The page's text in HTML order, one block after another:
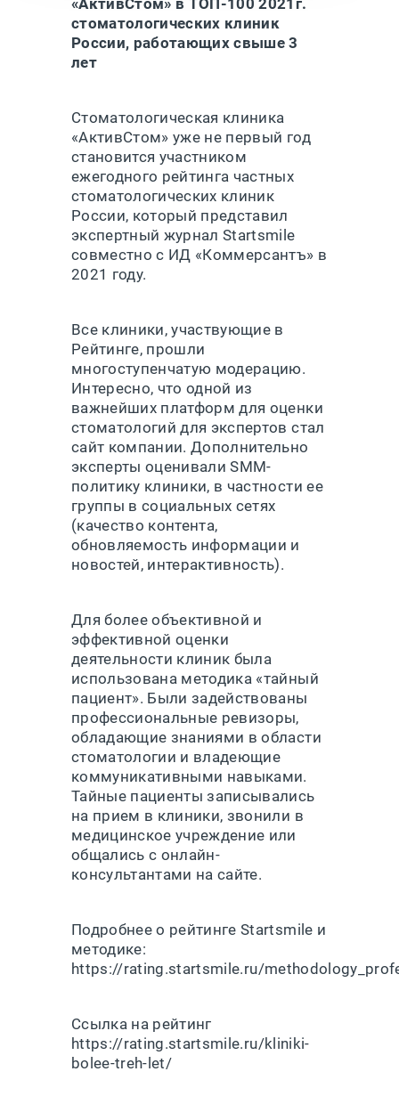
«АктивСтом» в ТОП-100 2021г.
стоматологических клиник
России, работающих свыше 3
лет
Стоматологическая клиника
«АктивСтом» уже не первый год
становится участником
ежегодного рейтинга частных
стоматологических клиник
России, который представил
экспертный журнал Startsmile
совместно с ИД «Коммерсантъ» в
2021 году.
Все клиники, участвующие в
Рейтинге, прошли
многоступенчатую модерацию.
Интересно, что одной из
важнейших платформ для оценки
стоматологий для экспертов стал
сайт компании. Дополнительно
эксперты оценивали SMM-
политику клиники, в частности ее
группы в социальных сетях
(качество контента,
обновляемость информации и
новостей, интерактивность).
Для более объективной и
эффективной оценки
деятельности клиник была
использована методика «тайный
пациент». Были задействованы
профессиональные ревизоры,
обладающие знаниями в области
стоматологии и владеющие
коммуникативными навыками.
Тайные пациенты записывались
на прием в клиники, звонили в
медицинское учреждение или
общались с онлайн-
консультантами на сайте.
Подробнее о рейтинге Startsmile и
методике:
https://rating.startsmile.ru/
Ссылка на рейтинг
https://rating.startsmile.ru/kliniki-
bolee-treh-let/